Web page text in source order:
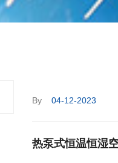
By 04-12-2023
热泵式恒温恒湿